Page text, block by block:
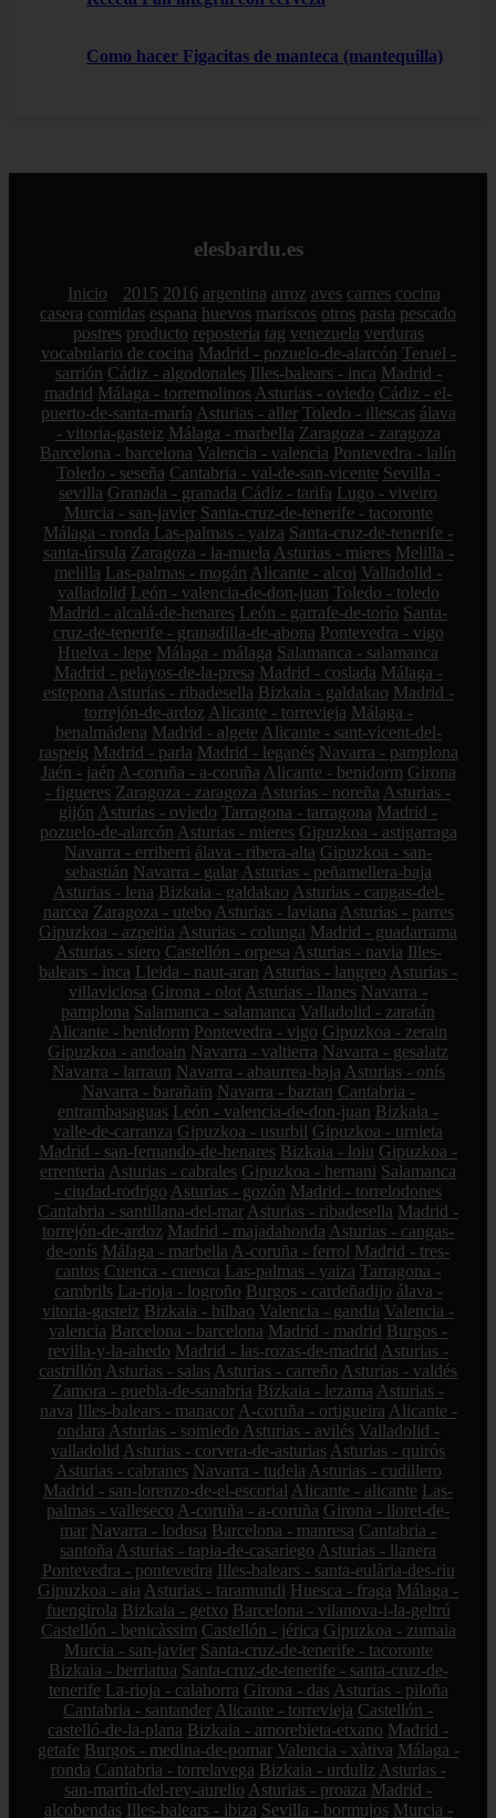
Como hacer Figacitas de manteca (mantequilla)
elesbardu.es
Inicio 2015 2016 argentina arroz aves carnes cocina
casera comidas espana huevos mariscos otros pasta pescado
postres producto reposteria tag venezuela verduras
vocabulario de cocina Madrid - pozuelo-de-alarcón Teruel -
sarrión Cádiz - algodonales Illes-balears - inca Madrid -
madrid Málaga - torremolinos Asturias - oviedo Cádiz - el-
puerto-de-santa-maría Asturias - aller Toledo - illescas álava
- vitoria-gasteiz Málaga - marbella Zaragoza - zaragoza
Barcelona - barcelona Valencia - valencia Pontevedra - lalín
Toledo - seseña Cantabria - val-de-san-vicente Sevilla -
sevilla Granada - granada Cádiz - tarifa Lugo - viveiro
Murcia - san-javier Santa-cruz-de-tenerife - tacoronte
Málaga - ronda Las-palmas - yaiza Santa-cruz-de-tenerife -
santa-úrsula Zaragoza - la-muela Asturias - mieres Melilla -
melilla Las-palmas - mogán Alicante - alcoi Valladolid -
valladolid León - valencia-de-don-juan Toledo - toledo
Madrid - alcalá-de-henares León - garrafe-de-torío Santa-
cruz-de-tenerife - granadilla-de-abona Pontevedra - vigo
Huelva - lepe Málaga - málaga Salamanca - salamanca
Madrid - pelayos-de-la-presa Madrid - coslada Málaga -
estepona Asturias - ribadesella Bizkaia - galdakao Madrid -
torrejón-de-ardoz Alicante - torrevieja Málaga -
benalmádena Madrid - algete Alicante - sant-vicent-del-
raspeig Madrid - parla Madrid - leganés Navarra - pamplona
Jaén - jaén A-coruña - a-coruña Alicante - benidorm Girona
- figueres Zaragoza - zaragoza Asturias - noreña Asturias -
gijón Asturias - oviedo Tarragona - tarragona Madrid -
pozuelo-de-alarcón Asturias - mieres Gipuzkoa - astigarraga
Navarra - erriberri álava - ribera-alta Gipuzkoa - san-
sebastián Navarra - galar Asturias - peñamellera-baja
Asturias - lena Bizkaia - galdakao Asturias - cangas-del-
narcea Zaragoza - utebo Asturias - laviana Asturias - parres
Gipuzkoa - azpeitia Asturias - colunga Madrid - guadarrama
Asturias - siero Castellón - orpesa Asturias - navia Illes-
balears - inca Lleida - naut-aran Asturias - langreo Asturias -
villaviciosa Girona - olot Asturias - llanes Navarra -
pamplona Salamanca - salamanca Valladolid - zaratán
Alicante - benidorm Pontevedra - vigo Gipuzkoa - zerain
Gipuzkoa - andoain Navarra - valtierra Navarra - gesalatz
Navarra - larraun Navarra - abaurrea-baja Asturias - onís
Navarra - barañain Navarra - baztan Cantabria -
entrambasaguas León - valencia-de-don-juan Bizkaia -
valle-de-carranza Gipuzkoa - usurbil Gipuzkoa - urnieta
Madrid - san-fernando-de-henares Bizkaia - loiu Gipuzkoa -
errenteria Asturias - cabrales Gipuzkoa - hernani Salamanca
- ciudad-rodrigo Asturias - gozón Madrid - torrelodones
Cantabria - santillana-del-mar Asturias - ribadesella Madrid -
torrejón-de-ardoz Madrid - majadahonda Asturias - cangas-
de-onís Málaga - marbella A-coruña - ferrol Madrid - tres-
cantos Cuenca - cuenca Las-palmas - yaiza Tarragona -
cambrils La-rioja - logroño Burgos - cardeñadijo álava -
vitoria-gasteiz Bizkaia - bilbao Valencia - gandia Valencia -
valencia Barcelona - barcelona Madrid - madrid Burgos -
revilla-y-la-ahedo Madrid - las-rozas-de-madrid Asturias -
castrillón Asturias - salas Asturias - carreño Asturias - valdés
Zamora - puebla-de-sanabria Bizkaia - lezama Asturias -
nava Illes-balears - manacor A-coruña - ortigueira Alicante -
ondara Asturias - somiedo Asturias - avilés Valladolid -
valladolid Asturias - corvera-de-asturias Asturias - quirós
Asturias - cabranes Navarra - tudela Asturias - cudillero
Madrid - san-lorenzo-de-el-escorial Alicante - alicante Las-
palmas - valleseco A-coruña - a-coruña Girona - lloret-de-
mar Navarra - lodosa Barcelona - manresa Cantabria -
santoña Asturias - tapia-de-casariego Asturias - llanera
Pontevedra - pontevedra Illes-balears - santa-eulària-des-riu
Gipuzkoa - aia Asturias - taramundi Huesca - fraga Málaga -
fuengirola Bizkaia - getxo Barcelona - vilanova-i-la-geltrú
Castellón - benicàssim Castellón - jérica Gipuzkoa - zumaia
Murcia - san-javier Santa-cruz-de-tenerife - tacoronte
Bizkaia - berriatua Santa-cruz-de-tenerife - santa-cruz-de-
tenerife La-rioja - calahorra Girona - das Asturias - piloña
Cantabria - santander Alicante - torrevieja Castellón -
castelló-de-la-plana Bizkaia - amorebieta-etxano Madrid -
getafe Burgos - medina-de-pomar Valencia - xàtiva Málaga -
ronda Cantabria - torrelavega Bizkaia - urduliz Asturias -
san-martín-del-rey-aurelio Asturias - proaza Madrid -
alcobendas Illes-balears - ibiza Sevilla - bormujos Murcia -